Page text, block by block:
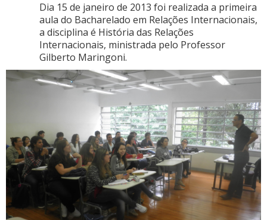
Dia 15 de janeiro de 2013 foi realizada a primeira
aula do Bacharelado em Relações Internacionais,
a disciplina é História das Relações
Internacionais, ministrada pelo Professor
Gilberto Maringoni.